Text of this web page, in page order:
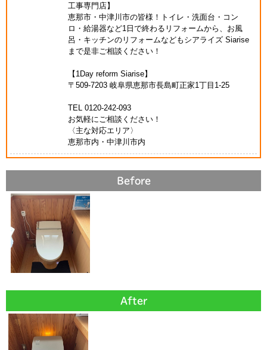
工事専門店】
恵那市・中津川市の皆様！トイレ・洗面台・コン
ロ・給湯器など1日で終わるリフォームから、お風
呂・キッチンのリフォームなどもシアライズ Siarise
まで是非ご相談ください！
【1Day reform Siarise】
〒509-7203 岐阜県恵那市長島町正家1丁目1-25
TEL 0120-242-093
お気軽にご相談ください！
〈主な対応エリア〉
恵那市内・中津川市内
Before
After